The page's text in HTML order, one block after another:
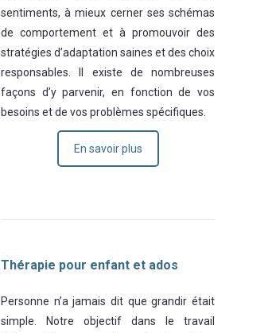
sentiments, à mieux cerner ses schémas
de comportement et à promouvoir des
stratégies d’adaptation saines et des choix
responsables. Il existe de nombreuses
façons d’y parvenir, en fonction de vos
besoins et de vos problèmes spécifiques.
En savoir plus
Thérapie pour enfant et ados
Personne n’a jamais dit que grandir était
simple. Notre objectif dans le travail